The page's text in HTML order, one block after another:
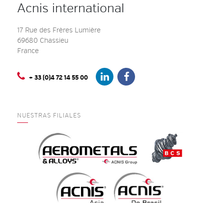
Acnis international
17 Rue des Frères Lumière
69680 Chassieu
France
+ 33 (0)4 72 14 55 00
NUESTRAS FILIALES